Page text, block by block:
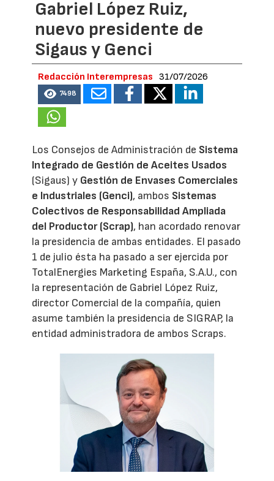
Gabriel López Ruiz,
nuevo presidente de
Sigaus y Genci
Redacción Interempresas 31/07/2026
7498
Los Consejos de Administración de Sistema
Integrado de Gestión de Aceites Usados
(Sigaus) y Gestión de Envases Comerciales
e Industriales (Genci), ambos Sistemas
Colectivos de Responsabilidad Ampliada
del Productor (Scrap), han acordado renovar
la presidencia de ambas entidades. El pasado
1 de julio ésta ha pasado a ser ejercida por
TotalEnergies Marketing España, S.A.U., con
la representación de Gabriel López Ruiz,
director Comercial de la compañía, quien
asume también la presidencia de SIGRAP, la
entidad administradora de ambos Scraps.